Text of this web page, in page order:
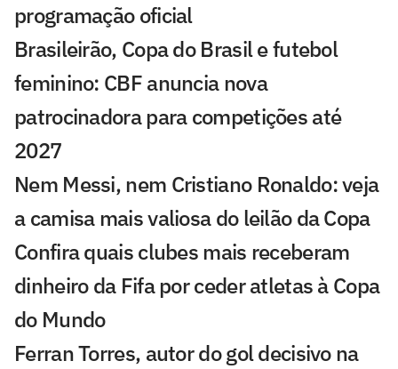
programação oficial
Brasileirão, Copa do Brasil e futebol
feminino: CBF anuncia nova
patrocinadora para competições até
2027
Nem Messi, nem Cristiano Ronaldo: veja
a camisa mais valiosa do leilão da Copa
Confira quais clubes mais receberam
dinheiro da Fifa por ceder atletas à Copa
do Mundo
Ferran Torres, autor do gol decisivo na